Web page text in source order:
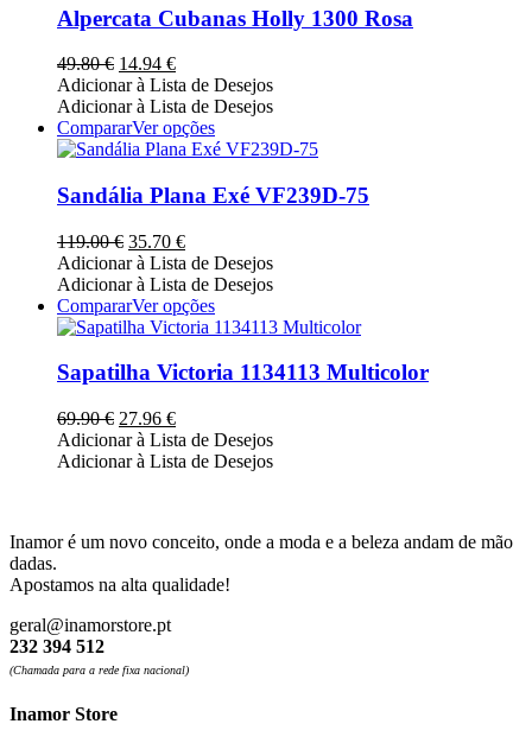
product
multiple
variants.
options
may
be
chosen
on
the
product
Alpercata Cubanas Holly 1300 Rosa
49.80€ O
preço
original
era:
49.80 €.
14.94 €O
preço
atual
é:
14.94 €.
Adicionar à Lista de Desejos
Adicionar à Lista de Desejos
CompararVer opçõesThis
product
multiple
variants.
options
may
be
chosen
on
the
product
Sandália Plana Exé VF239D-75
119.00€ O
preço
original
era:
119.00 €.
35.70 €O
preço
atual
é:
35.70 €.
Adicionar à Lista de Desejos
Adicionar à Lista de Desejos
CompararVer opçõesThis
product
multiple
options
may
the
page
Sapatilha Victoria 1134113 Multicolor
69.90€ O
preço
original
27.96 €O
preço
atual
Adicionar à Lista de Desejos
Adicionar à Lista de Desejos
Inamor é um novo conceito, onde a moda e a beleza andam de mão
dadas.
Apostamos na alta qualidade!
geral@inamorstore.pt
232 394 512
(Chamada para a rede fixa nacional)
Inamor Store